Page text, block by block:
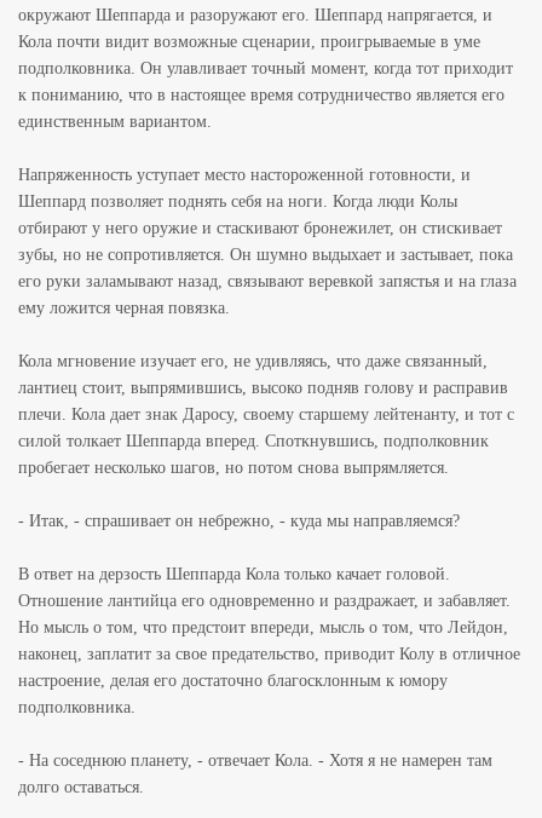
окружают Шеппарда и разоружают его. Шеппард напрягается, и
Кола почти видит возможные сценарии, проигрываемые в уме
подполковника. Он улавливает точный момент, когда тот приходит
к пониманию, что в настоящее время сотрудничество является его
единственным вариантом.
Напряженность уступает место настороженной готовности, и
Шеппард позволяет поднять себя на ноги. Когда люди Колы
отбирают у него оружие и стаскивают бронежилет, он стискивает
зубы, но не сопротивляется. Он шумно выдыхает и застывает, пока
его руки заламывают назад, связывают веревкой запястья и на глаза
ему ложится черная повязка.
Кола мгновение изучает его, не удивляясь, что даже связанный,
лантиец стоит, выпрямившись, высоко подняв голову и расправив
плечи. Кола дает знак Даросу, своему старшему лейтенанту, и тот с
силой толкает Шеппарда вперед. Споткнувшись, подполковник
пробегает несколько шагов, но потом снова выпрямляется.
- Итак, - спрашивает он небрежно, - куда мы направляемся?
В ответ на дерзость Шеппарда Кола только качает головой.
Отношение лантийца его одновременно и раздражает, и забавляет.
Но мысль о том, что предстоит впереди, мысль о том, что Лейдон,
наконец, заплатит за свое предательство, приводит Колу в отличное
настроение, делая его достаточно благосклонным к юмору
подполковника.
- На соседнюю планету, - отвечает Кола. - Хотя я не намерен там
долго оставаться.